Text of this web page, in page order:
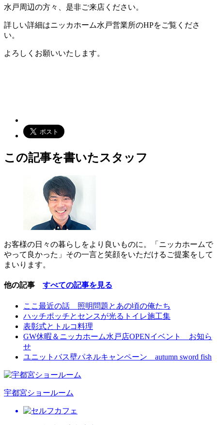
水戸周辺の方々、是非ご来店ください。
詳しい詳細はニッカホーム水戸営業所のHPをご覧くださ
い。
よろしくお願いいたします。
この記事を書いたスタッフ
お客様の日々の暮らしをより良いものに。「ニッカホームで
やって良かった」その一言と笑顔をいただけるご提案をして
まいります。
他の記事 すべての記事を見る
ここ最近の話 照明問題とあの頃の俺たち
ハッチポッチとセンスが光るトイレ施工集
表彰式とトルコ料理
GW休暇＆ニッカホーム水戸店OPENイベント お知ら
せ
ユニットバス壁パネルキャンペーン autumn sword fish
宇都宮ショールーム